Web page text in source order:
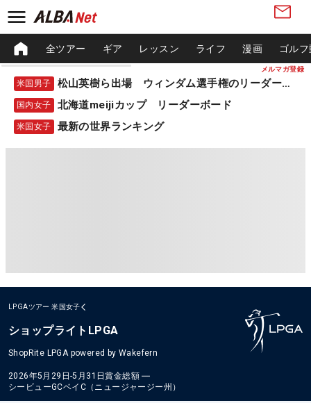
メルマガ登録
全ツアー ギア レッスン ライフ 漫画 ゴル
米国男子 松山英樹ら出場 ウィンダム選手権のリーダーボード
国内女子 北海道meijiカップ リーダーボード
米国女子 最新の世界ランキング
LPGAツアー 米国女子
ショップライトLPGA
ShopRite LPGA powered by Wakefern
2026年5月29日-5月31日賞金総額 ―
シービューGCベイC（ニュージャージー州）